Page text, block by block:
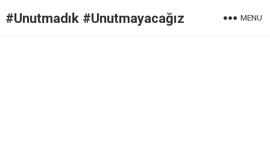
#Unutmadık #Unutmayacağız MENU